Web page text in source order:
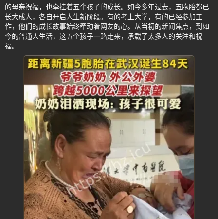
的母亲祝福，也牵挂着五个孩子的成长。如今多年过去，五胞胎都已
长大成人，各自开启人生新阶段。有的考上大学，有的已经参加工
作，他们的成长故事始终牵动着网友的心。从当初的新闻焦点，到如
今的普通人生活，这五个孩子一路走来，承载了太多人的关注和祝
福。